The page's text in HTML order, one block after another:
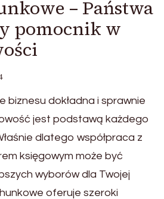
– Państwa
pomocnik w
biznesu dokładna i sprawnie
jest podstawą każdego
dlatego współpraca z
księgowym może być
wyborów dla Twojej
oferuje szeroki